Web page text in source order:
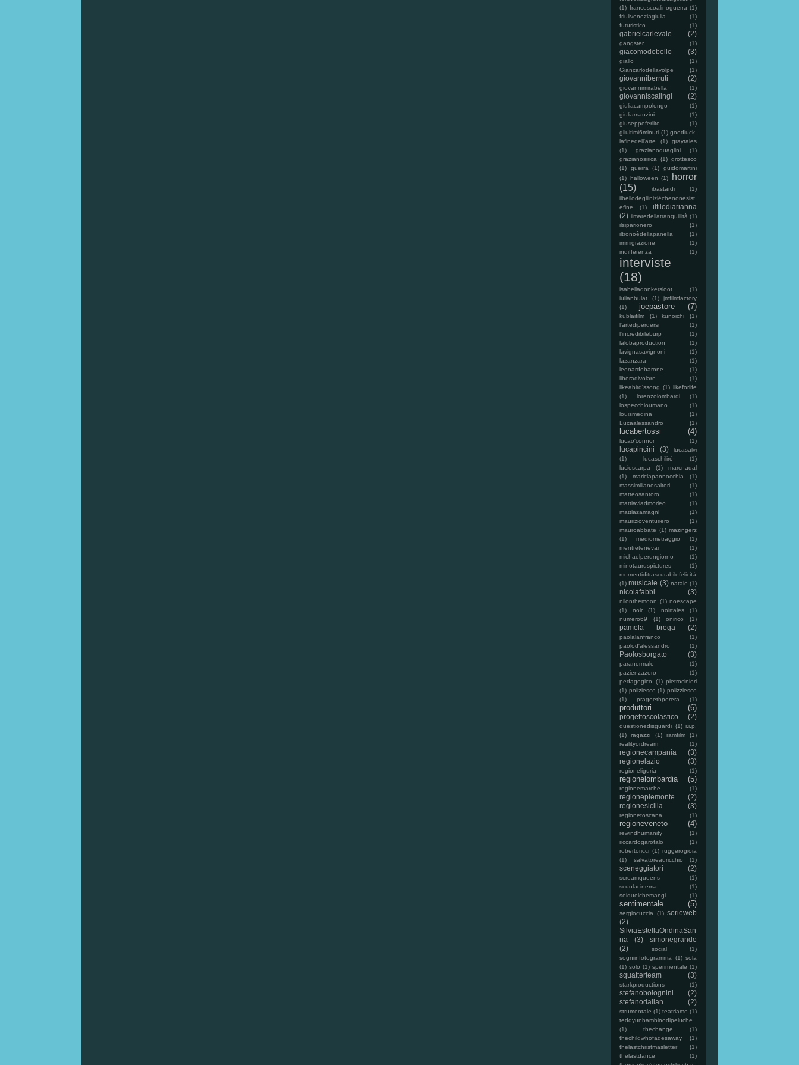
(1) francescoalinoguerra (1)
friuliveneziagiulia
(1)
futuristico
(1)
gabrielcarlevale (2)
gangster (1)
giacomodebello (3)
giallo
(1)
Giancarlodellavolpe
(1)
giovanniberruti (2)
giovannimirabella (1)
giovanniscalingi (2)
giuliacampolongo
(1)
giuliamanzini
(1)
giuseppeferlito
(1)
gliultimi6minuti (1) goodluck-
lafinedell'arte
(1)
graytales
(1)
grazianoquaglini
(1)
grazianosirica
(1) grottesco
(1)
guerra (1)
guidomartini
(1) halloween (1)
horror
(15)
ibastardi
(1)
ilbellodegliinizièchenonesist
efine
(1)
ilfilodiarianna
(2) ilmaredellatranquillità (1)
ilsiparionero
(1)
iltronoèdellapanella
(1)
immigrazione
(1)
indifferenza
(1)
interviste
(18)
isabelladonkersloot
(1)
iulianbulat
(1)
jmfilmfactory
(1)
joepastore (7)
kublaifilm (1) kunoichi
(1)
l'artediperdersi
(1)
l'incredibileburp
(1)
lalobaproduction
(1)
lavignasavignoni
(1)
lazanzara
(1)
leonardobarone
(1)
liberadivolare
(1)
likeabird'ssong (1) likeforlife
(1)
lorenzolombardi
(1)
lospecchioumano
(1)
louismedina
(1)
Lucaalessandro
(1)
lucabertossi (4)
lucao'connor (1)
lucapincini (3)
lucasalvi
(1)
lucaschilirò
(1)
lucioscarpa
(1)
marcnadal
(1)
mariclapannocchia
(1)
massimilianosaltori
(1)
matteosantoro
(1)
mattiavladmorleo
(1)
mattiazamagni
(1)
maurizioventuriero
(1)
mauroabbate (1) mazingerz
(1)
mediometraggio
(1)
mentretenevai
(1)
michaelperungiorno
(1)
minotauruspictures
(1)
momentiditrascurabilefelicità
(1) musicale (3) natale (1)
nicolafabbi (3)
nilonthemoon (1) noescape
(1)
noir (1) noirtales
(1)
numero69
(1) onirico (1)
pamela brega (2)
paolalanfranco
(1)
paolod'alessandro
(1)
Paolosborgato (3)
paranormale
(1)
pazienzazero
(1)
pedagogico
(1) pietrocinieri
(1) poliziesco (1) polizziesco
(1)
prageethperera (1)
produttori (6)
progettoscolastico (2)
questionedisguardi (1) r.i.p.
(1)
ragazzi (1) ramfilm
(1)
realityordream
(1)
regionecampania
(3)
regionelazio
(3)
regioneliguria (1)
regionelombardia (5)
regionemarche (1)
regionepiemonte
(2)
regionesicilia
(3)
regionetoscana (1)
regioneveneto (4)
rewindhumanity
(1)
riccardogarofalo
(1)
robertoricci (1) ruggerogioia
(1)
salvatoreauricchio (1)
sceneggiatori (2)
screamqueens
(1)
scuolacinema
(1)
seiquelchemangi
(1)
sentimentale (5)
sergiocuccia (1) serieweb
(2)
SilviaEstellaOndinaSan
na
(3)
simonegrande
(2)
social
(1)
sogniinfotogramma
(1) sola
(1) solo (1) sperimentale (1)
squatterteam (3)
starkproductions (1)
stefanobolognini
(2)
stefanodallan
(2)
strumentale (1) teatriamo (1)
teddyunbambinodipeluche
(1)
thechange
(1)
thechildwhofadesaway
(1)
thelastchristmasletter
(1)
thelastdance
(1)